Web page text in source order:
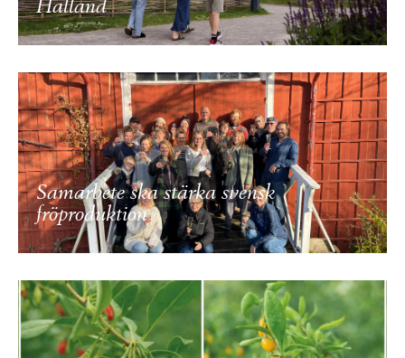
Halland
Samarbete ska stärka svensk
fröproduktion